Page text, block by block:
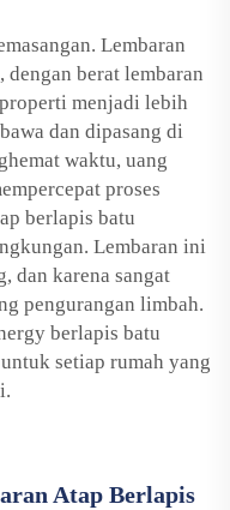
Lembaran
berat lembaran
menjadi lebih
dan dipasang di
waktu, uang
proses
berlapis batu
Lembaran ini
dan karena sangat
pengurangan limbah.
berlapis batu
setiap rumah yang
Atap Berlapis